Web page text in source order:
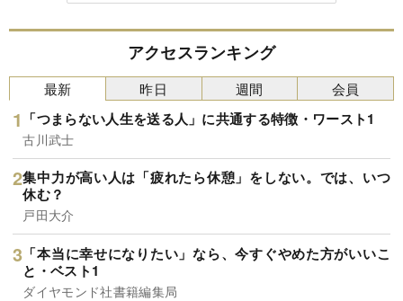
アクセスランキング
最新
「つまらない人生を送る人」に共通する特徴・ワースト1
古川武士
集中力が高い人は「疲れたら休憩」をしない。では、いつ
休む？
戸田大介
「本当に幸せになりたい」なら、今すぐやめた方がいいこ
と・ベスト1
ダイヤモンド社書籍編集局
昨日 週間 会員